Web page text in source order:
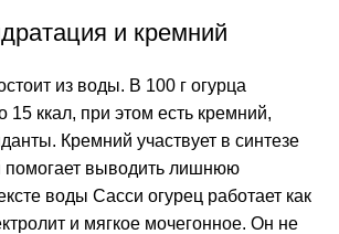
и кремний
из воды. В 100 г огурца
15 ккал, при этом есть кремний,
Кремний участвует в синтезе
помогает выводить лишнюю
воды Сасси огурец работает как
и мягкое мочегонное. Он не